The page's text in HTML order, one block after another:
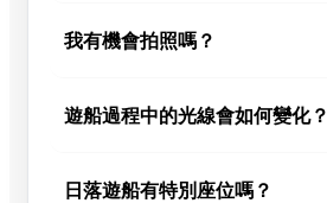
我有機會拍照嗎？
遊船過程中的光線會如何變化？
日落遊船有特別座位嗎？